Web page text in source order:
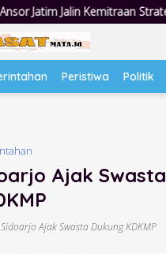
Strategis Perpajakan
Peristiwa Politik
Ajak Swasta
Ajak Swasta Dukung KDKMP